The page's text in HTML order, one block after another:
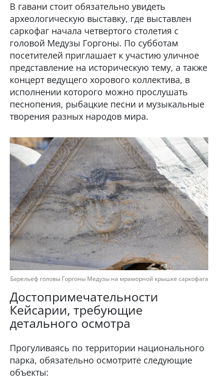
В гавани стоит обязательно увидеть
археологическую выставку, где выставлен
саркофаг начала четвертого столетия с
головой Медузы Горгоны. По субботам
посетителей приглашает к участию уличное
представление на историческую тему, а также
концерт ведущего хорового коллектива, в
исполнении которого можно прослушать
песнопения, рыбацкие песни и музыкальные
творения разных народов мира.
Барельеф головы Горгоны Медузы на мраморной крышке саркофага
Достопримечательности
Кейсарии, требующие
детального осмотра
Прогуливаясь по территории национального
парка, обязательно осмотрите следующие
объекты: